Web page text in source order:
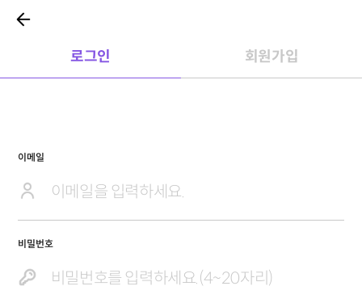
로그인 회원가입
이메일
비밀번호